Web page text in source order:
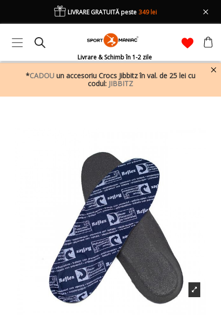
Livrare & Schimb în 1-2 zile
LIVRARE GRATUITĂ peste 349 lei
*CADOU un accesoriu Crocs Jibbitz în val. de 25 lei cu
codul: JIBBITZ